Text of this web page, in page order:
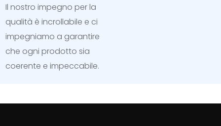
Il nostro impegno per la
qualità è incrollabile e ci
impegniamo a garantire
che ogni prodotto sia
coerente e impeccabile.